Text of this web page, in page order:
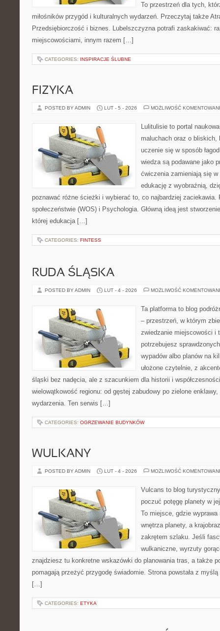
To przestrzeń dla tych,
miłośników przygód i kulturalnych wydarzeń. Przeczytaj także
Przedsiębiorczość i biznes. Lubelszczyzna potrafi zaskakiwać:
miejscowościami, innym razem […]
CATEGORIES: INSPIRACJE ŚLUBNE
FIZYKA
POSTED BY ADMIN LUT - 5 - 2026 MOŻLIWOŚĆ
Lulitulisie to portal
maluchach oraz o bliskich,
uczenie się w sposób
wiedza są podawane jako
ćwiczenia zamieniają się w
edukację z wyobraźnią,
poznawać różne ścieżki i wybierać to, co najbardziej zaciekawia.
społeczeństwie (WOS) i Psychologia. Główną ideą jest
której edukacja […]
CATEGORIES: FINTESS
RUDA ŚLĄSKA
POSTED BY ADMIN LUT - 4 - 2026 MOŻLIWOŚĆ
Ta platforma to blog
– przestrzeń, w którym
zwiedzanie miejscowości i
potrzebujesz
wypadów albo planów na
ułożone czytelnie, z
śląski bez nadęcia, ale z szacunkiem dla historii i
wielowątkowość regionu: od gęstej zabudowy po zielone
wydarzenia. Ten serwis […]
CATEGORIES: OGRZEWANIE BUDYNKÓW
WULKANY
POSTED BY ADMIN LUT - 4 - 2026 MOŻLIWOŚĆ
Vulcans to blog
poczuć potęgę planety w
To miejsce, gdzie
wnętrza planety, a
zakrętem szlaku. Jeśli
wulkaniczne, wyrzuty
znajdziesz tu konkretne wskazówki do planowania tras, a także
pomagają przeżyć przygodę świadomie. Strona powstała z
[…]
CATEGORIES: ETYKA